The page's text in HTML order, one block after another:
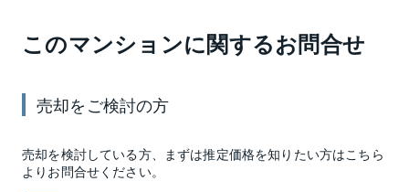
このマンションに関するお問合せ
売却をご検討の方
売却を検討している方、まずは推定価格を知りたい方はこちら
よりお問合せください。